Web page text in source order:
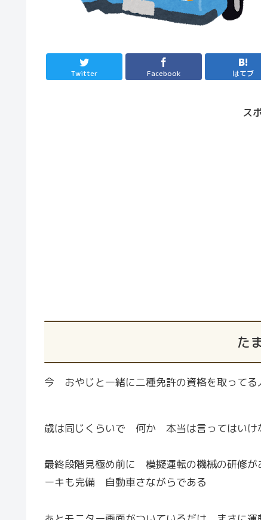
Twitter Facebook はてブ
ス
た
今 おやじと一緒に二種免許の資格を取ってる
歳は同じくらいで 何か 本当は言ってはい
最終段階見極め前に 模擬運転の機械の研修
ーキも完備 自動車さながらである